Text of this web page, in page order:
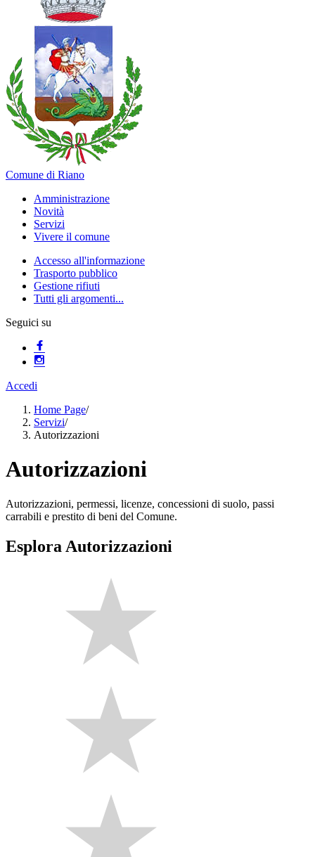
Comune di Riano
Amministrazione
Novità
Servizi
Vivere il comune
Accesso all'informazione
Trasporto pubblico
Gestione rifiuti
Tutti gli argomenti...
Seguici su
Accedi
Home Page/
Servizi/
Autorizzazioni
Autorizzazioni
Autorizzazioni, permessi, licenze, concessioni di suolo, passi
carrabili e prestito di beni del Comune.
Esplora Autorizzazioni